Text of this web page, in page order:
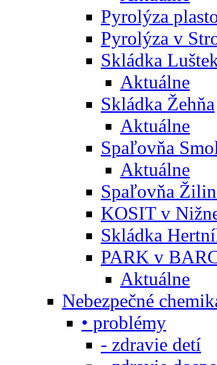
Pyrolýza
Pyrolýza v
Skládka
Aktuálne
Skládka Žehňa
Aktuálne
Spaľovňa
Aktuálne
Spaľovňa
KOSIT v
Skládka
PARK v
Aktuálne
Nebezpečné
• problémy
- zdravie detí